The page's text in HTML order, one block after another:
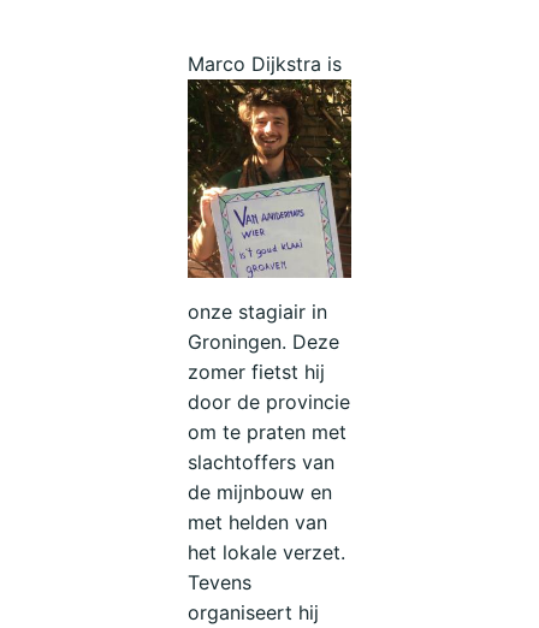
Marco Dijkstra is
onze stagiair in
Groningen. Deze
zomer fietst hij
door de provincie
om te praten met
slachtoffers van
de mijnbouw en
met helden van
het lokale verzet.
Tevens
organiseert hij